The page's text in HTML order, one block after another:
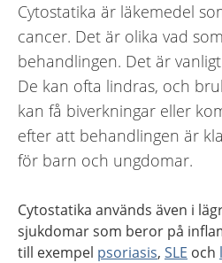
Cytostatika är läkemedel
cancer. Det är olika vad
behandlingen. Det är
De kan ofta lindras, och
kan få biverkningar eller
efter att behandlingen är
för barn och ungdomar.
Cytostatika används även i
sjukdomar som beror på
till exempel psoriasis, SLE och